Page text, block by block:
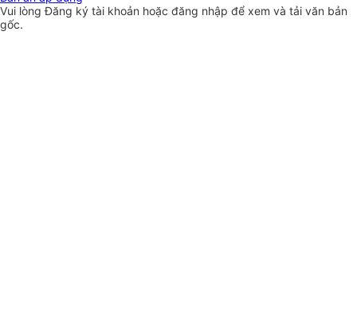
Vui lòngĐăng ký tài khoản hoặc đăng nhập để xem và tải văn bản
gốc.